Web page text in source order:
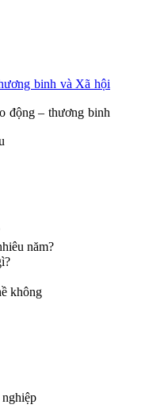
binh và Xã hội
động – thương binh
năm?
không